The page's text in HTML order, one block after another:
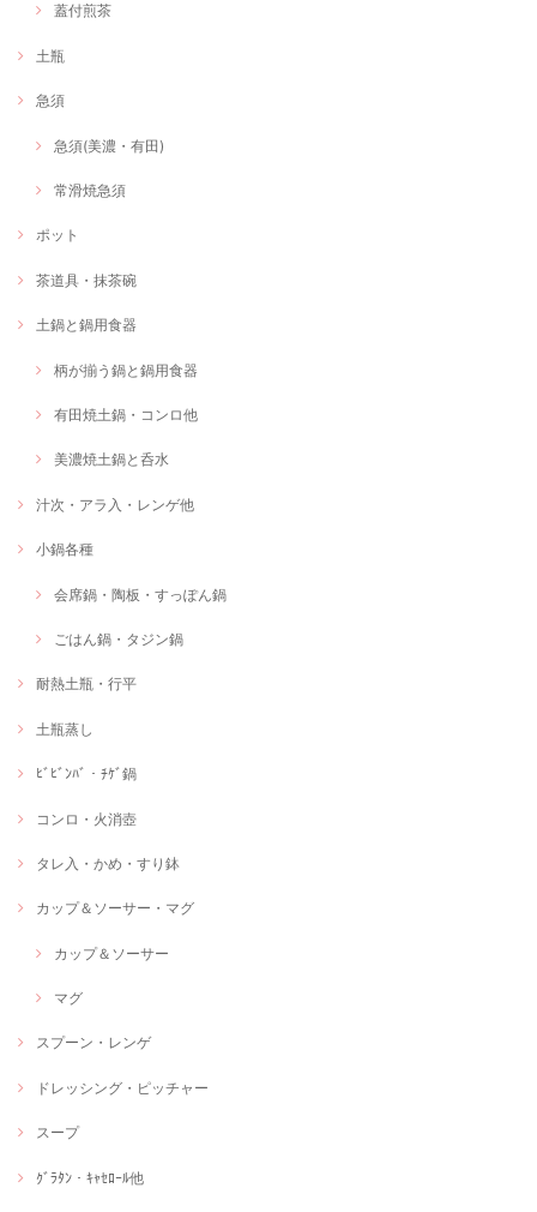
蓋付煎茶
土瓶
急須
急須(美濃・有田)
常滑焼急須
ポット
茶道具・抹茶碗
土鍋と鍋用食器
柄が揃う鍋と鍋用食器
有田焼土鍋・コンロ他
美濃焼土鍋と呑水
汁次・アラ入・レンゲ他
小鍋各種
会席鍋・陶板・すっぽん鍋
ごはん鍋・タジン鍋
耐熱土瓶・行平
土瓶蒸し
ﾋﾞﾋﾞﾝﾊﾞ・ﾁｹﾞ鍋
コンロ・火消壺
タレ入・かめ・すり鉢
カップ＆ソーサー・マグ
カップ＆ソーサー
マグ
スプーン・レンゲ
ドレッシング・ピッチャー
スープ
ｸﾞﾗﾀﾝ・ｷｬｾﾛｰﾙ他